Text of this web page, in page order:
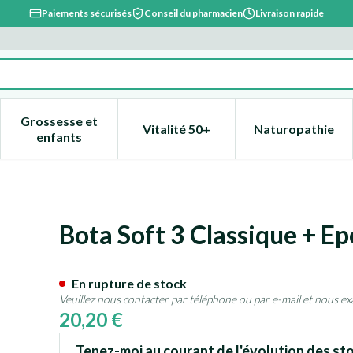
Paiements sécurisés Conseil du pharmacien Livraison rapide
Beauté, soins et hygiène
menu pour la catégorie Régime, alimentation &
Grossesse et
enfantsAfficher le sous-menu pour la catégorie
Vitalité 50+Afficher le sous-menu pour la
Naturopathie
Afficher
Natur 43-46
Bota Soft 3 Classique +
20,20 €
En rupture de stock
Veuillez nous contacter par téléphone ou par e-mail et nous